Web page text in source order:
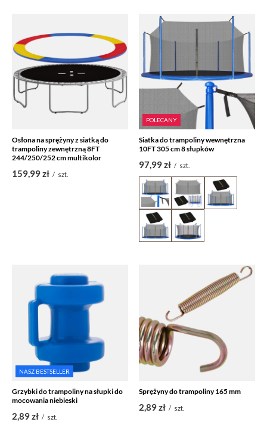
Osłona na sprężyny z siatką do
trampoliny zewnętrzną 8FT
244/250/252 cm multikolor
159,99 zł / szt.
POLECANY
Siatka do trampoliny wewnętrzna
10FT 305 cm 8 słupków
97,99 zł / szt.
NASZ BESTSELLER
Grzybki do trampoliny na słupki do
mocowania niebieski
2,89 zł / szt.
Sprężyny do trampoliny 165 mm
2,89 zł / szt.